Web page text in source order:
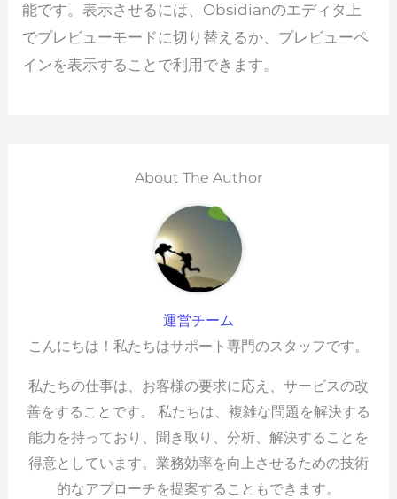
能です。表示させるには、Obsidianのエディタ上
でプレビューモードに切り替えるか、プレビューペ
インを表示することで利用できます。
About The Author
運営チーム
こんにちは！私たちはサポート専門のスタッフです。
私たちの仕事は、お客様の要求に応え、サービスの改
善をすることです。 私たちは、複雑な問題を解決する
能力を持っており、聞き取り、分析、解決することを
得意としています。業務効率を向上させるための技術
的なアプローチを提案することもできます。